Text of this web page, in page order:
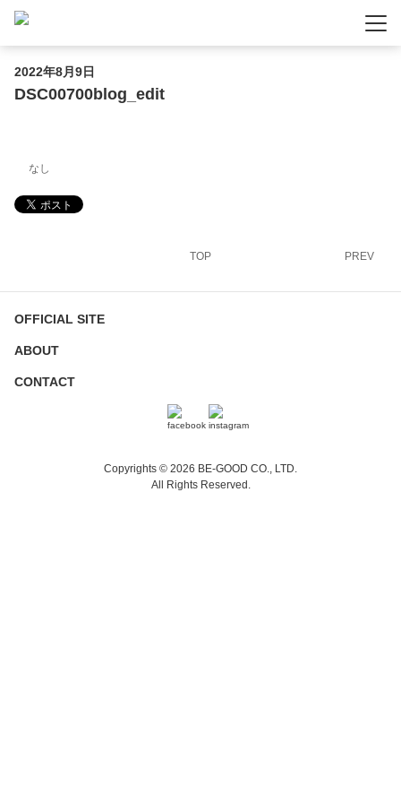
2022年8月9日
DSC00700blog_edit
なし
TOP PREV
OFFICIAL SITE
ABOUT
CONTACT
Copyrights © 2026 BE-GOOD CO., LTD.
All Rights Reserved.